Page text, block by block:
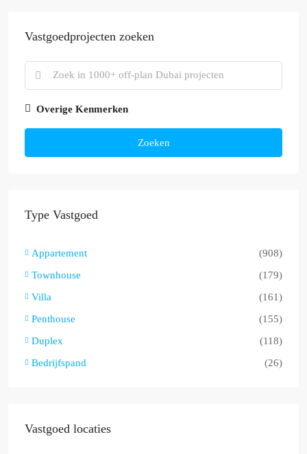
Vastgoedprojecten zoeken
Overige Kenmerken
Zoeken
Type Vastgoed
Appartement
(908)
Townhouse
(179)
Villa
(161)
Penthouse
(155)
Duplex
(118)
Bedrijfspand
(26)
Vastgoed locaties